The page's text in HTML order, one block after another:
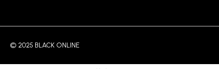
© 2025 BLACK ONLINE